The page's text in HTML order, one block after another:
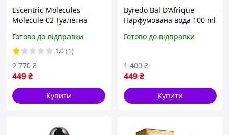
Escentric Molecules
Molecule 02 Туалетна
Молекула 2 )
Готово до відправки
1.0 (1)
449₴
2 770 ₴
Купити
Byredo Bal D'Afrique
Парфумована вода 100 ml
Готово до відправки
449₴
1 400 ₴
Купити